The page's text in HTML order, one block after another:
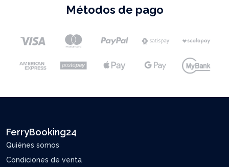
Métodos de pago
FerryBooking24
Quiénes somos
Condiciones de venta